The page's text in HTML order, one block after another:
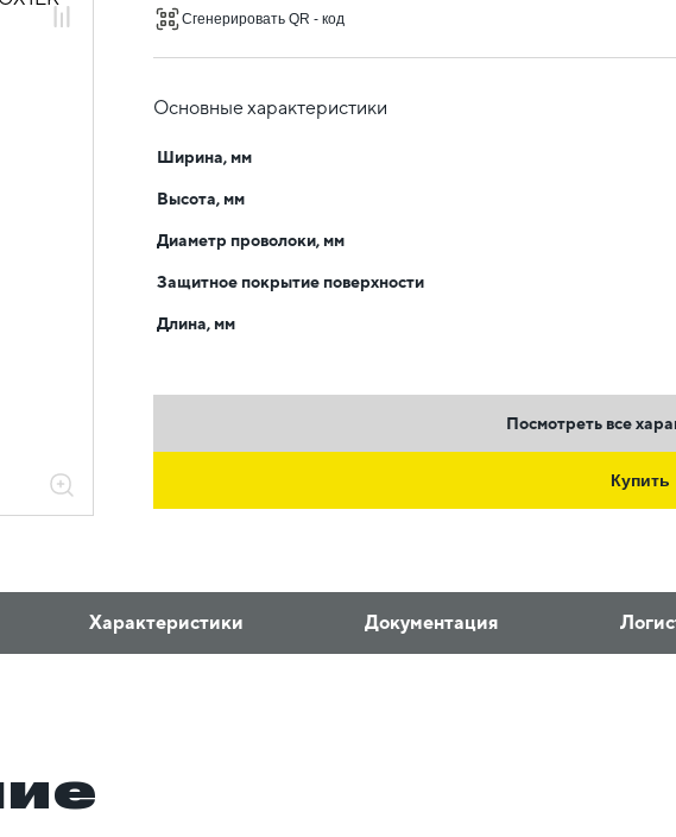
Сгенерировать QR - код
Основные характеристики
Ширина, мм
Высота, мм
Диаметр проволоки, мм
Защитное покрытие поверхности
Длина, мм
Посмотреть все
Купить
Характеристики Документация